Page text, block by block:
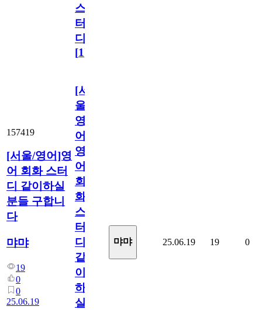
스
터
디
[1]
157419
[서울/영어]영
어 회화 스터
디 같이하실
분들 구합니
다
먀먀
19
0
0
25.06.19
[서
울/
영
어]
영
어
회
화
스
터
디
같
이
하
실
먀먀 25.06.19 19 0